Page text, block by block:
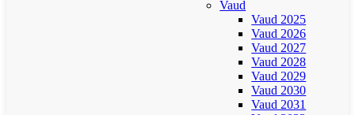
Vaud
Vaud 2025
Vaud 2026
Vaud 2027
Vaud 2028
Vaud 2029
Vaud 2030
Vaud 2031